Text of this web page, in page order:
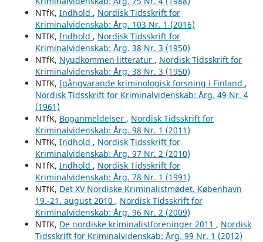
NTfK, Indhold , Nordisk Tidsskrift for
Kriminalvidenskab: Årg. 103 Nr. 1 (2016)
NTfK, Indhold , Nordisk Tidsskrift for
Kriminalvidenskab: Årg. 38 Nr. 3 (1950)
NTfK, Nyudkommen litteratur , Nordisk Tidsskrift for
Kriminalvidenskab: Årg. 38 Nr. 3 (1950)
NTfK, Igångvarande kriminologisk forsning i Finland ,
Nordisk Tidsskrift for Kriminalvidenskab: Årg. 49 Nr. 4
(1961)
NTfK, Boganmeldelser , Nordisk Tidsskrift for
Kriminalvidenskab: Årg. 98 Nr. 1 (2011)
NTfK, Indhold , Nordisk Tidsskrift for
Kriminalvidenskab: Årg. 97 Nr. 2 (2010)
NTfK, Indhold , Nordisk Tidsskrift for
Kriminalvidenskab: Årg. 78 Nr. 1 (1991)
NTfK, Det XV Nordiske Kriminalistmødet. København
19.-21. august 2010 , Nordisk Tidsskrift for
Kriminalvidenskab: Årg. 96 Nr. 2 (2009)
NTfK, De nordiske kriminalistforeninger 2011 , Nordisk
Tidsskrift for Kriminalvidenskab: Årg. 99 Nr. 1 (2012)